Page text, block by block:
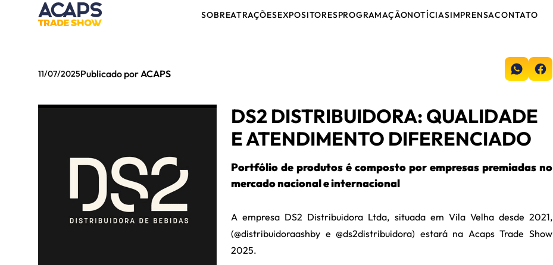
SOBREATRAÇÕESEXPOSITORESPROGRAMAÇÃONOTÍCIASIMPRENSACONTATO
11/07/2025Publicado porACAPS
DS2 DISTRIBUIDORA: QUALIDADE
E ATENDIMENTO DIFERENCIADO
Portfólio de produtos é composto por empresas premiadas no
mercado nacional e internacional
A empresa DS2 Distribuidora Ltda, situada em Vila Velha desde 2021,
(@distribuidoraashby e @ds2distribuidora) estará na Acaps Trade Show
2025.